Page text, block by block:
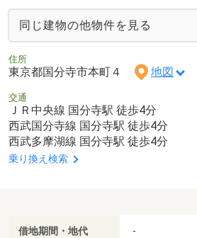
同じ建物の他物件を見る
住所
東京都国分寺市本町４ 地図
交通
ＪＲ中央線 国分寺駅 徒歩4分
西武国分寺線 国分寺駅 徒歩4分
西武多摩湖線 国分寺駅 徒歩4分
乗り換え検索
借地期間・地代 -